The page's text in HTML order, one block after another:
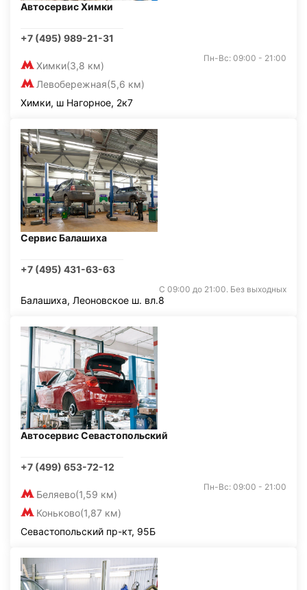
Автосервис Химки
+7 (495) 989-21-31
Химки(3,8 км)
Левобережная(5,6 км)
Пн-Вс: 09:00 - 21:00
Химки, ш Нагорное, 2к7
Сервис Балашиха
+7 (495) 431-63-63
С 09:00 до 21:00. Без выходных
Балашиха, Леоновское ш. вл.8
Автосервис Севастопольский
+7 (499) 653-72-12
Беляево(1,59 км)
Коньково(1,87 км)
Пн-Вс: 09:00 - 21:00
Севастопольский пр-кт, 95Б